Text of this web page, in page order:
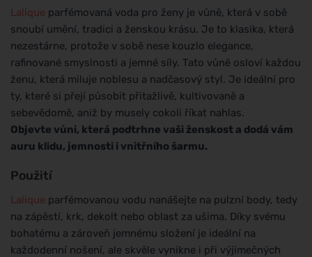
Lalique parfémovaná voda pro ženy je vůně, která v sobě
snoubí umění, tradici a ženskou krásu. Je to klasika, která
nezestárne, protože v sobě nese kouzlo elegance,
rafinované smyslnosti a jemné síly. Tato vůně osloví každou
ženu, která miluje noblesu a nadčasový styl. Je ideální pro
ty, které si přejí působit přitažlivě, kultivovaně a
sebevědomě, aniž by musely cokoli říkat nahlas.
Objevte vůni, která podtrhne vaši ženskost a dodá vám
auru klidu, jemnosti i vnitřního šarmu.
Použití
Lalique parfémovanou vodu nanášejte na pulzní body, tedy
na zápěstí, krk, dekolt nebo oblast za ušima. Díky svému
bohatému a zároveň jemnému složení je ideální na
každodenní nošení, ale skvěle vynikne i při výjimečných